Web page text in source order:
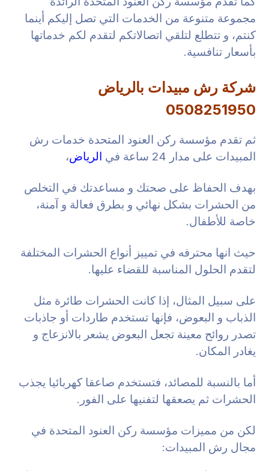
مجموعة متنوعة من الخدمات التي تصل إليكم أينما
كنتم، و تتطلع لتلقي اتصالاتكم لتقدم لكم خدماتها
بأسعار تنافسية.
شركة رش مبيدات بالرياض
0508251950
ثم تقدم مؤسسة ركن العنود المتحدة خدمات رش
المبيدات على مدار 24 ساعة في
الرياض،
بهدف الحفاظ على صحتك و مساعدتك في التخلص
من الحشرات بشكل نهائي و بطرق فعالة و آمنة،
خاصة للأطفال.
حيث انها محترفه في تمييز أنواع الحشرات المختلفة
لتقدم الحلول المناسبة للقضاء عليها.
على سبيل المثال، إذا كانت الحشرات طائرة مثل
الذباب و البعوض، فإنها تستخدم طاردات أو جاذبات
تصدر روائح معينة تجعل البعوض يشعر بالانزعاج و
يغادر المكان.
أما بالنسبة للمصائد، فتستخدم صاعقا كهربائيا يجذب
الحشرات ثم يصعقها لتفنيها على الفور.
لكن من مميزات مؤسسة ركن العنود المتحدة في
مجال رش المبيدات: